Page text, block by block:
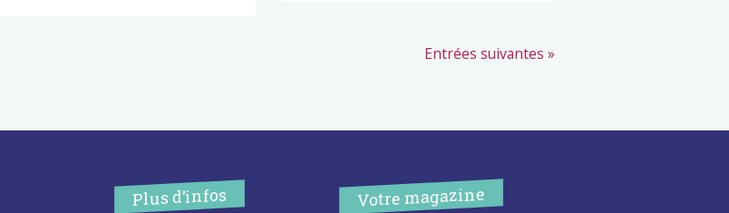
Entrées suivantes »
Plus d’infos Votre magazine